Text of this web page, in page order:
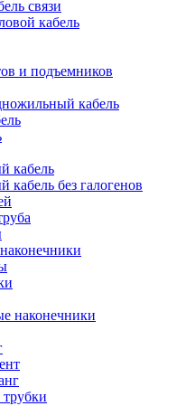
связи
кабель
и подъемников
кабель
кабель
кабель без галогенов
наконечники